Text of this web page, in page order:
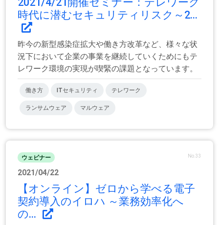
時代に潜むセキュリティリスク～2...
昨今の新型感染症拡大や働き方改革など、様々な状
況下において企業の事業を継続していくためにもテ
レワーク環境の実現が喫緊の課題となっています。
働き方 ITセキュリティ テレワーク
ランサムウェア マルウェア
ウェビナー No.33
2021/04/22
【オンライン】ゼロから学べる電子
契約導入のイロハ ～業務効率化へ
の...